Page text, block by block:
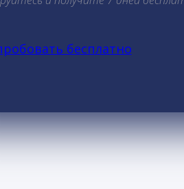
бесплатно